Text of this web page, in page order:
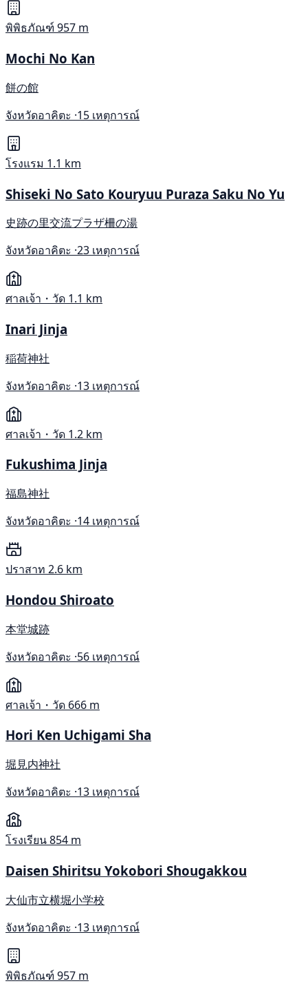
พิพิธภัณฑ์ 957 m
Mochi No Kan
餅の館
จังหวัดอาคิตะ ·15 เหตุการณ์
โรงแรม 1.1 km
Shiseki No Sato Kouryuu Puraza Saku No Yu
史跡の里交流プラザ柵の湯
จังหวัดอาคิตะ ·23 เหตุการณ์
ศาลเจ้า・วัด 1.1 km
Inari Jinja
稲荷神社
จังหวัดอาคิตะ ·13 เหตุการณ์
ศาลเจ้า・วัด 1.2 km
Fukushima Jinja
福島神社
จังหวัดอาคิตะ ·14 เหตุการณ์
ปราสาท 2.6 km
Hondou Shiroato
本堂城跡
จังหวัดอาคิตะ ·56 เหตุการณ์
ศาลเจ้า・วัด 666 m
Hori Ken Uchigami Sha
堀見内神社
จังหวัดอาคิตะ ·13 เหตุการณ์
โรงเรียน854 m
Daisen Shiritsu Yokobori Shougakkou
大仙市立横堀小学校
จังหวัดอาคิตะ ·13 เหตุการณ์
พิพิธภัณฑ์957 m